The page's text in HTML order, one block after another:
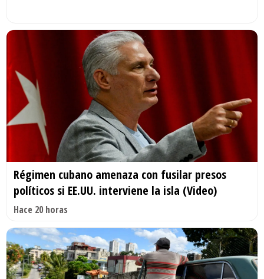
Régimen cubano amenaza con fusilar presos
políticos si EE.UU. interviene la isla (Video)
Hace 20 horas